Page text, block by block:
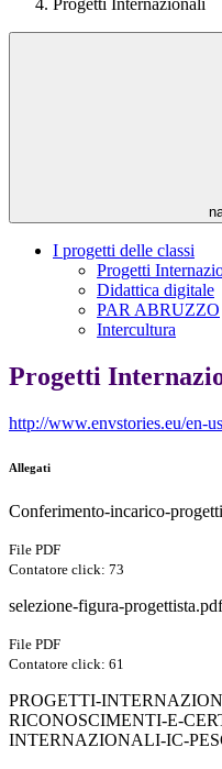
Progetti Internazionali
I progetti delle classi
Progetti
Didattica digitale
PAR ABRUZZO
Intercultura
Progetti
http://www.envstories.eu/en-
Allegati
Conferimento-incarico-
File PDF
Contatore click: 73
selezione-figura-progettista.pdf
File PDF
Contatore click: 61
PROGETTI-
RICONOSCIMENTI-E-
INTERNAZIONALI-IC-